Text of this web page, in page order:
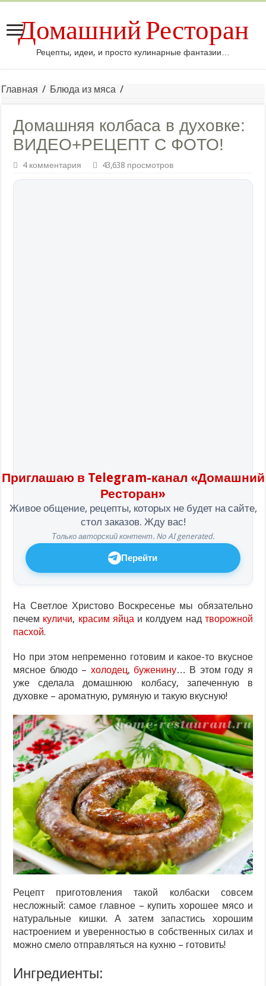
Домашний Ресторан
Рецепты, идеи, и просто кулинарные фантазии…
Главная / Блюда из мяса /
Домашняя колбаса в духовке:
ВИДЕО+РЕЦЕПТ С ФОТО!
4 комментария 43,638 просмотров
Приглашаю в Telegram-канал «Домашний
Ресторан»
Живое общение, рецепты, которых не будет на сайте,
стол заказов. Жду вас!
Только авторский контент. No AI generated.
Перейти
На Светлое Христово Воскресенье мы обязательно
печем куличи, красим яйцаи колдуем над творожной
пасхой.
Но при этом непременно готовим и какое-то вкусное
мясное блюдо – холодец, буженину… В этом году я
уже сделала домашнюю колбасу, запеченную в
духовке – ароматную, румяную и такую вкусную!
Рецепт приготовления такой колбаски совсем
несложный: самое главное – купить хорошее мясо и
натуральные кишки. А затем запастись хорошим
настроением и уверенностью в собственных силах и
можно смело отправляться на кухню – готовить!
Ингредиенты: